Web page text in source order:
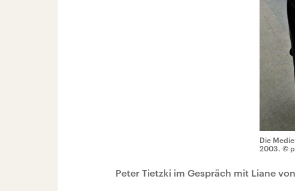
Die
2003. ©
Peter Tietzki im Gespräch mit Liane